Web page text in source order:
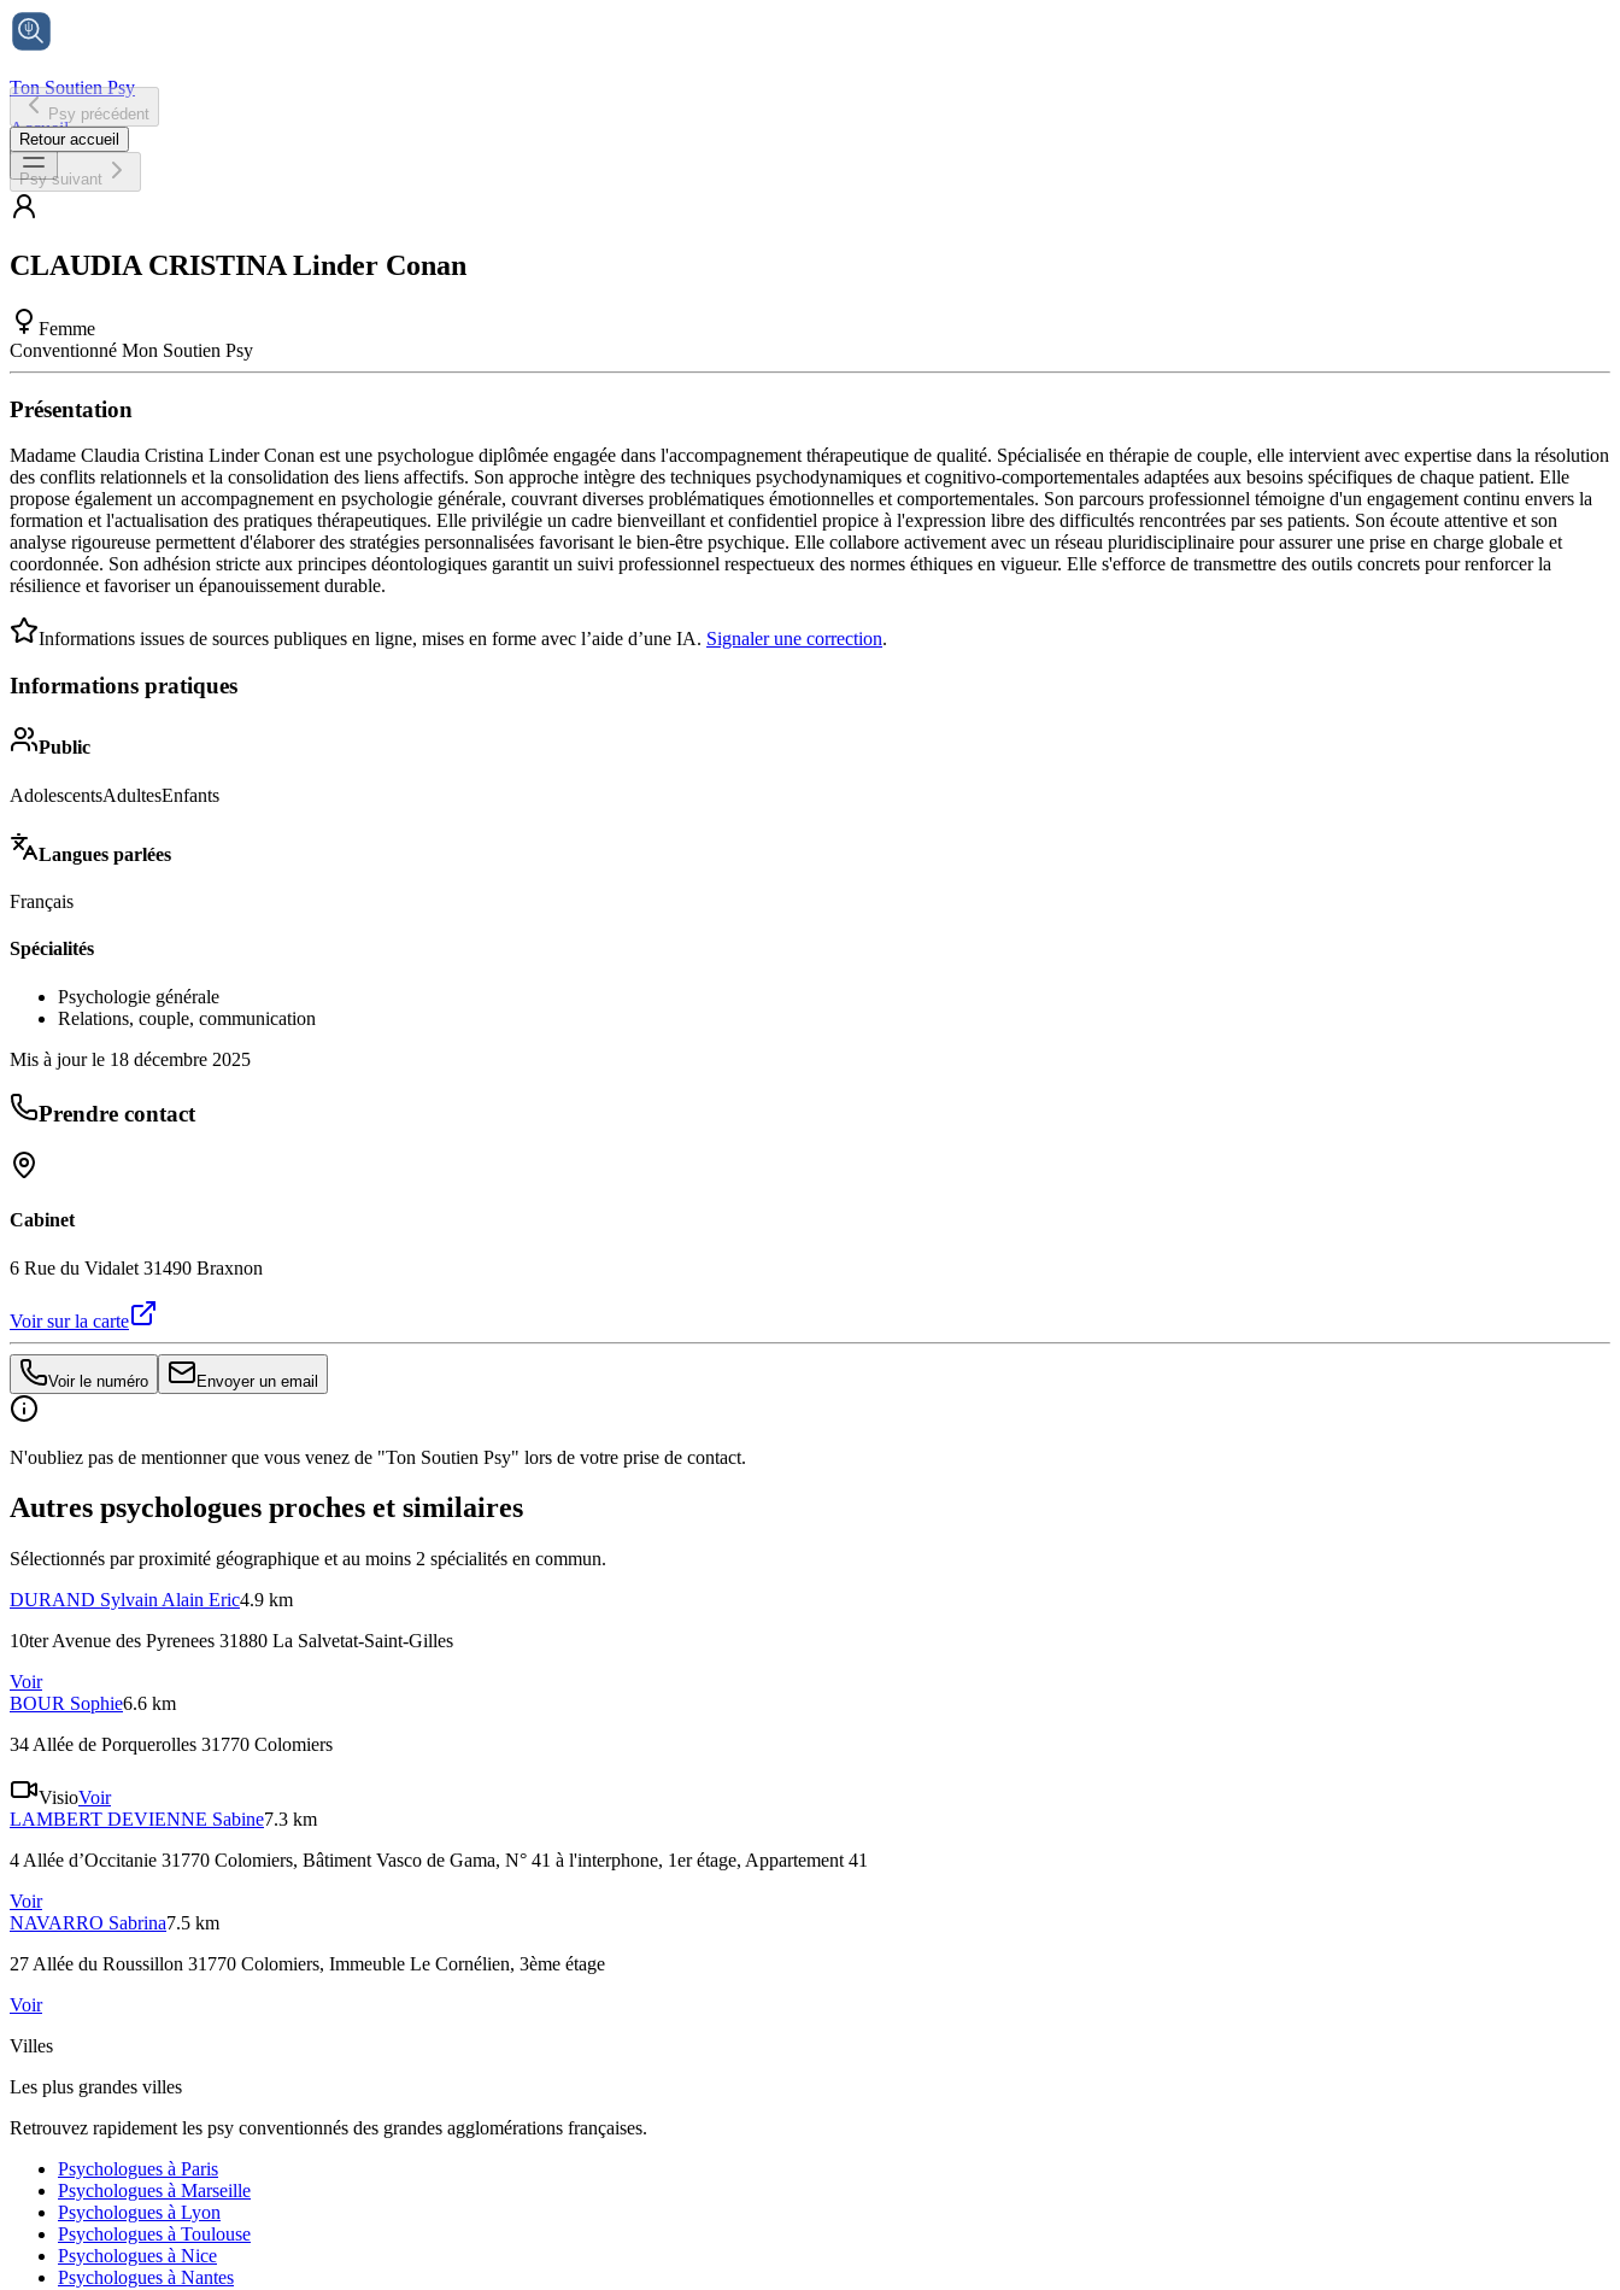
Ton Soutien Psy
Accueil
Psy précédent
Retour accueil
Psy suivant
CLAUDIA CRISTINA Linder Conan
Femme
Conventionné Mon Soutien Psy
Présentation
Madame Claudia Cristina Linder Conan est une psychologue diplômée engagée dans l'accompagnement thérapeutique de qualité. Spécialisée en thérapie de couple, elle intervient avec expertise dans la résolution
des conflits relationnels et la consolidation des liens affectifs. Son approche intègre des techniques psychodynamiques et cognitivo-comportementales adaptées aux besoins spécifiques de chaque patient. Elle
propose également un accompagnement en psychologie générale, couvrant diverses problématiques émotionnelles et comportementales. Son parcours professionnel témoigne d'un engagement continu envers la
formation et l'actualisation des pratiques thérapeutiques. Elle privilégie un cadre bienveillant et confidentiel propice à l'expression libre des difficultés rencontrées par ses patients. Son écoute attentive et son
analyse rigoureuse permettent d'élaborer des stratégies personnalisées favorisant le bien-être psychique. Elle collabore activement avec un réseau pluridisciplinaire pour assurer une prise en charge globale et
coordonnée. Son adhésion stricte aux principes déontologiques garantit un suivi professionnel respectueux des normes éthiques en vigueur. Elle s'efforce de transmettre des outils concrets pour renforcer la
résilience et favoriser un épanouissement durable.
Informations issues de sources publiques en ligne, mises en forme avec l’aide d’une IA. Signaler une correction.
Informations pratiques
Public
AdolescentsAdultesEnfants
Langues parlées
Français
Spécialités
Psychologie générale
Relations, couple, communication
Mis à jour le 18 décembre 2025
Prendre contact
Cabinet
6 Rue du Vidalet 31490 Braxnon
Voir sur la carte
Voir le numéro Envoyer un email
N'oubliez pas de mentionner que vous venez de "Ton Soutien Psy" lors de votre prise de contact.
Autres psychologues proches et similaires
Sélectionnés par proximité géographique et au moins 2 spécialités en commun.
DURAND Sylvain Alain Eric4.9 km
10ter Avenue des Pyrenees 31880 La Salvetat-Saint-Gilles
Voir
BOUR Sophie6.6 km
34 Allée de Porquerolles 31770 Colomiers
VisioVoir
LAMBERT DEVIENNE Sabine7.3 km
4 Allée d’Occitanie 31770 Colomiers, Bâtiment Vasco de Gama, N° 41 à l'interphone, 1er étage, Appartement 41
Voir
NAVARRO Sabrina7.5 km
27 Allée du Roussillon 31770 Colomiers, Immeuble Le Cornélien, 3ème étage
Voir
Villes
Les plus grandes villes
Retrouvez rapidement les psy conventionnés des grandes agglomérations françaises.
Psychologues à Paris
Psychologues à Marseille
Psychologues à Lyon
Psychologues à Toulouse
Psychologues à Nice
Psychologues à Nantes